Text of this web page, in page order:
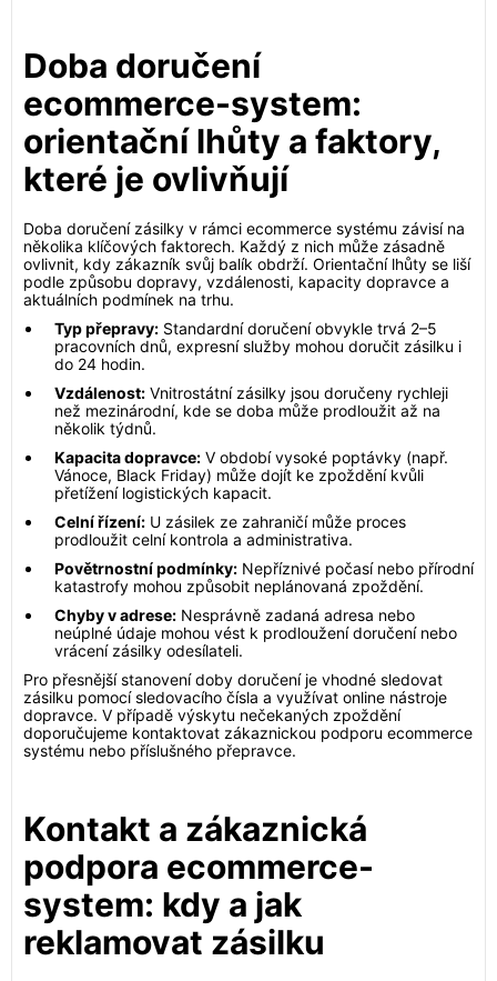
Doba doručení
ecommerce-system:
orientační lhůty a faktory,
které je ovlivňují
Doba doručení zásilky v rámci ecommerce systému závisí na
několika klíčových faktorech. Každý z nich může zásadně
ovlivnit, kdy zákazník svůj balík obdrží. Orientační lhůty se liší
podle způsobu dopravy, vzdálenosti, kapacity dopravce a
aktuálních podmínek na trhu.
Typ přepravy: Standardní doručení obvykle trvá 2–5
pracovních dnů, expresní služby mohou doručit zásilku i
do 24 hodin.
Vzdálenost: Vnitrostátní zásilky jsou doručeny rychleji
než mezinárodní, kde se doba může prodloužit až na
několik týdnů.
Kapacita dopravce: V období vysoké poptávky (např.
Vánoce, Black Friday) může dojít ke zpoždění kvůli
přetížení logistických kapacit.
Celní řízení: U zásilek ze zahraničí může proces
prodloužit celní kontrola a administrativa.
Povětrnostní podmínky: Nepříznivé počasí nebo přírodní
katastrofy mohou způsobit neplánovaná zpoždění.
Chyby v adrese: Nesprávně zadaná adresa nebo
neúplné údaje mohou vést k prodloužení doručení nebo
vrácení zásilky odesílateli.
Pro přesnější stanovení doby doručení je vhodné sledovat
zásilku pomocí sledovacího čísla a využívat online nástroje
dopravce. V případě výskytu nečekaných zpoždění
doporučujeme kontaktovat zákaznickou podporu ecommerce
systému nebo příslušného přepravce.
Kontakt a zákaznická
podpora ecommerce-
system: kdy a jak
reklamovat zásilku